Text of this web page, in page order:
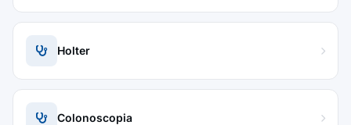
Holter
Colonoscopia